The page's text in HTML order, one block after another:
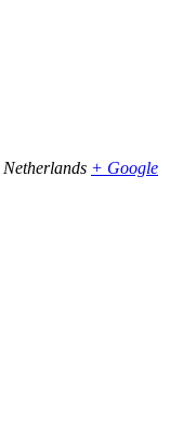
Netherlands + Google